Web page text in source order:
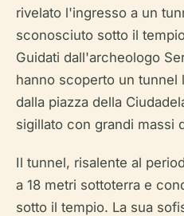
rivelato l'ingresso a un
sconosciuto sotto il
Guidati dall'archeologo
hanno scoperto un tunnel
dalla piazza della
sigillato con grandi massi
Il tunnel, risalente al
a 18 metri sottoterra e
sotto il tempio. La sua